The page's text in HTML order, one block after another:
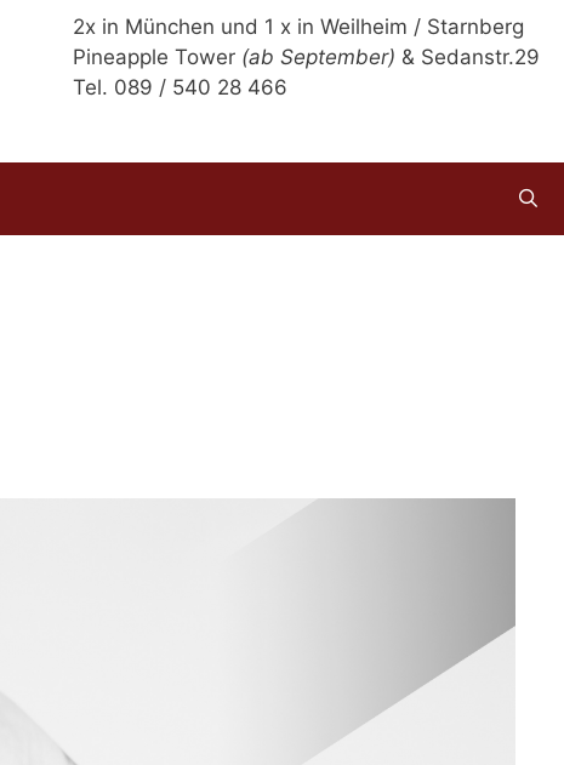
2x in München und 1 x in Weilheim / Starnberg
Pineapple Tower (ab September) & Sedanstr.29
Tel. 089 / 540 28 466